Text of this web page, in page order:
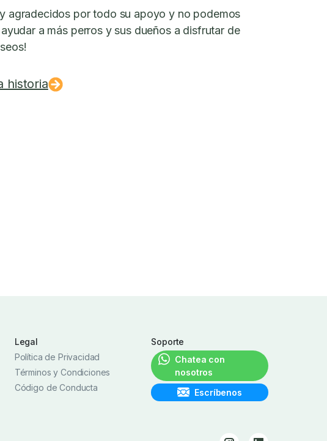
agradecidos por todo su apoyo y no podemos
a más perros y sus dueños a disfrutar de
historia
Legal
Política de Privacidad
Términos y Condiciones
Código de Conducta
Soporte
Chatea con
nosotros
Escríbenos